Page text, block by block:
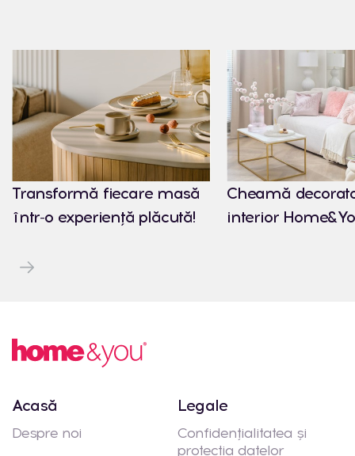
Transformă fiecare masă
într-o experiență plăcută!
Cheamă
interior
Acasă
Despre noi
Legale
Confidențialitatea și
protecția datelor